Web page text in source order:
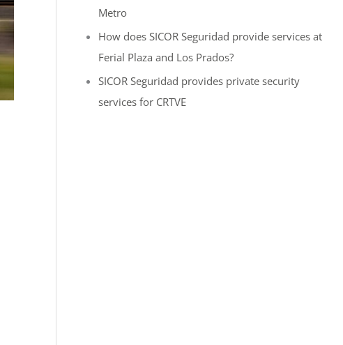
Metro
How does SICOR Seguridad provide services at
Ferial Plaza and Los Prados?
SICOR Seguridad provides private security
services for CRTVE